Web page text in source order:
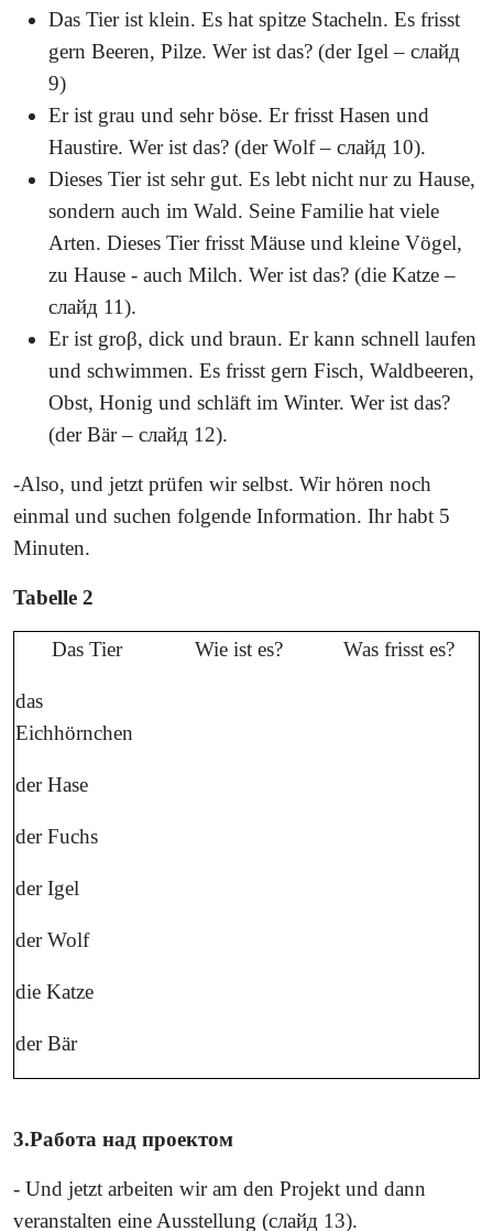
Das Tier ist klein. Es hat spitze Stacheln. Es frisst
gern Beeren, Pilze. Wer ist das? (der Igel – слайд
9)
Er ist grau und sehr böse. Er frisst Hasen und
Haustire. Wer ist das? (der Wolf – слайд 10).
Dieses Tier ist sehr gut. Es lebt nicht nur zu Hause,
sondern auch im Wald. Seine Familie hat viele
Arten. Dieses Tier frisst Mäuse und kleine Vögel,
zu Hause - auch Milch. Wer ist das? (die Katze –
слайд 11).
Er ist groβ, dick und braun. Er kann schnell laufen
und schwimmen. Es frisst gern Fisch, Waldbeeren,
Obst, Honig und schläft im Winter. Wer ist das?
(der Bär – слайд 12).
-Also, und jetzt prüfen wir selbst. Wir hören noch
einmal und suchen folgende Information. Ihr habt 5
Minuten.
Tabelle 2
Das Tier Wie ist es? Was frisst es?
das
Eichhörnchen
der Hase
der Fuchs
der Igel
der Wolf
die Katze
der Bär
3.Работа над проектом
- Und jetzt arbeiten wir am den Projekt und dann
veranstalten eine Ausstellung (слайд 13).